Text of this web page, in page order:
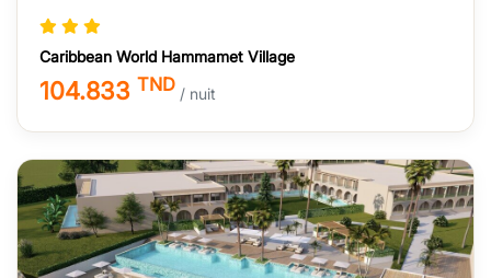
Caribbean World Hammamet Village
104.833 TND / nuit